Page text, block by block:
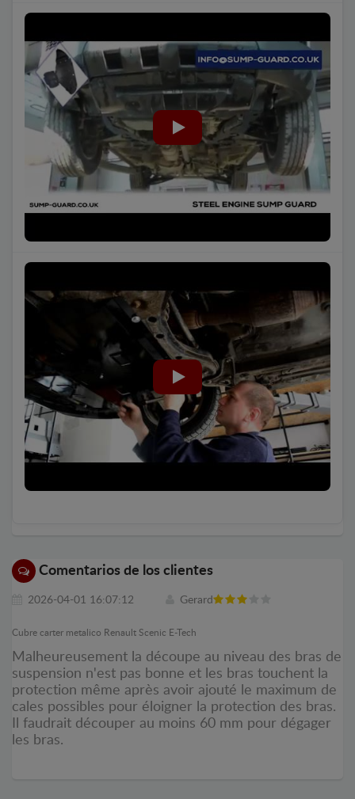
Comentarios de los clientes
2026-04-01 16:07:12 Gerard
Cubre carter metalico Renault Scenic E-Tech
Malheureusement la découpe au niveau des bras de
suspension n'est pas bonne et les bras touchent la
protection même après avoir ajouté le maximum de
cales possibles pour éloigner la protection des bras.
Il faudrait découper au moins 60 mm pour dégager
les bras.